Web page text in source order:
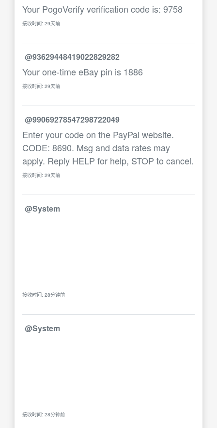
Your PogoVerify verification code is: 9758
接收时间: 29天前
@93629448419022829282
Your one-time eBay pin is 1886
接收时间: 29天前
@99069278547298722049
Enter your code on the PayPal website.
CODE: 8690. Msg and data rates may
apply. Reply HELP for help, STOP to cancel.
接收时间: 29天前
@System
接收时间: 28分钟前
@System
接收时间: 28分钟前